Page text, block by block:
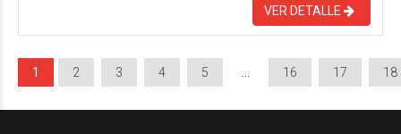
VER DETALLE
1 2 3 4 5 16 17 18